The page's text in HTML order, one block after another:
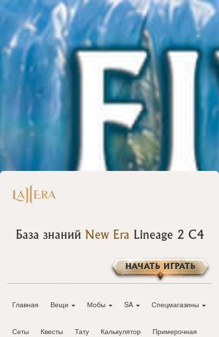
База знаний New Era Lineage 2 C4
НАЧАТЬ ИГРАТЬ
Главная Вещи Мобы SA Спецмагазины
Сеты Квесты Тату Калькулятор Примерочная